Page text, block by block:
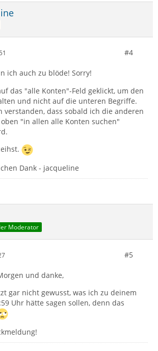
#4
ich auch zu blöde! Sorry!
das "alle Konten"-Feld geklickt, um den
und nicht auf die unteren Begriffe.
verstanden, dass sobald ich die anderen
"in allen alle Konten suchen"
Dank - jacqueline
Moderator
#5
und danke,
gar nicht gewusst, was ich zu deinem
Uhr hätte sagen sollen, denn das